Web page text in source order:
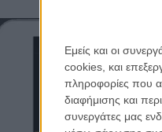
Εμείς και οι
cookies, και
πληροφορίες που
διαφήμισης και
συνεργάτες μας